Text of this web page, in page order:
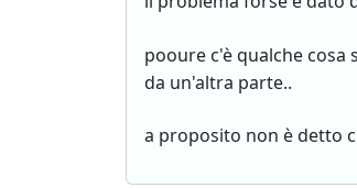
pooure c'è qualche
da un'altra parte..
a proposito non è detto